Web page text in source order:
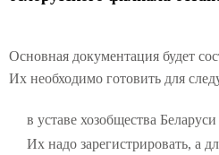
Основная документация будет
Их необходимо готовить для
в уставе хозобщества
Их надо зарегистрировать, а